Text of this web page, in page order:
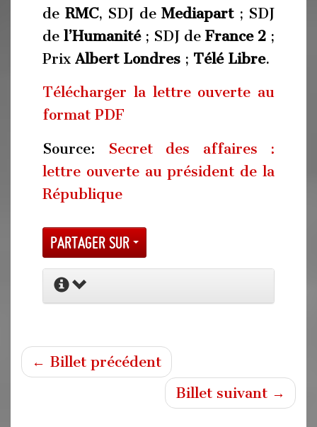
de RMC, SDJ de Mediapart; SDJ
de l’Humanité; SDJ de France 2 ;
Prix Albert Londres ; Télé Libre.
Télécharger la lettre ouverte au
format PDF
Source:
Secret des affaires :
lettre ouverte au président de la
République
Partager sur
← Billet précédent
Billet suivant →